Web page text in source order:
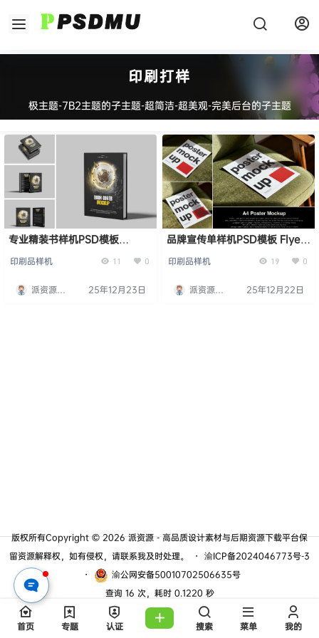
印刷打样
极主题-7B2主题的子主题-超简洁-超美观-完美后台的子主题
专业精装书样机PSD模板
Book Mockup
印刷品样机 11 0
派资源
25年12月23日
品牌宣传单样机PSD模板 Flyer
印刷品样机 19 0
派资源
25年12月22日
版权所有Copyright © 2026派资源 - 高品质设计素材与后期资源下载平台保
留资源解释权，如有侵权，请联系我及时处理。
・ 渝ICP备2024046773号-3
・
渝公网安备50010702506635号
查询 16 次，耗时 0.1220 秒
首页 专题 认证 搜索 菜单 我的